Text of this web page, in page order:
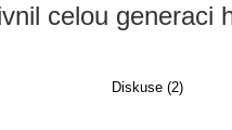
celou generaci
Diskuse (2)